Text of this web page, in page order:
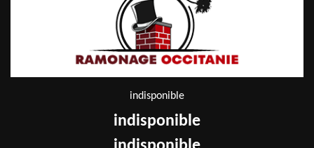
indisponible
indisponible